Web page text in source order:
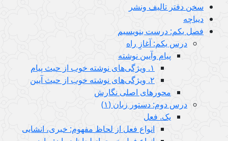
سخن دفتر تالیف ونشر
دیباچه
فصل یکم: درست بنویسیم
درس يكم: آغازِ راه
پیام وآیین نوشته
١. ویژگی‌های نوشته خوب از حیث پیام
٢. ویژگی‌های نوشته خوب از حیث آیین
محورهای اصلی نگارش
درس دوم: دستور زبان (١)
یک. فعل
انواع فعل از لحاظ مفهوم: خبری، انشایی